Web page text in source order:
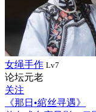
女绳手作 Lv7
论坛元老
关注
《那日•綰丝寻遇》